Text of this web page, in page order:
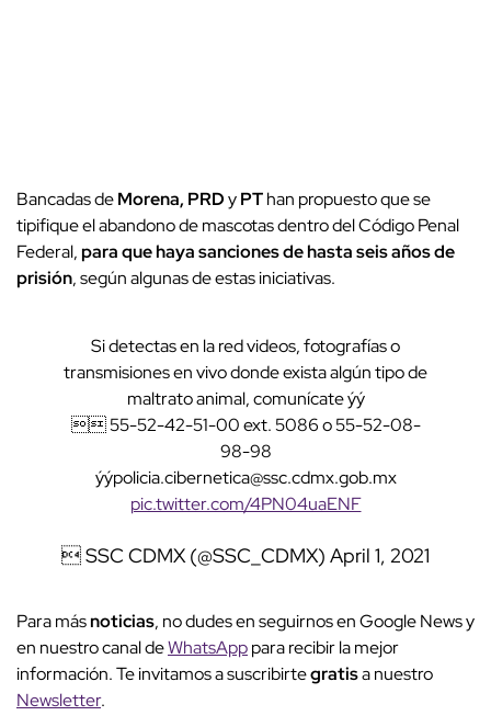
Bancadas deMorena, PRDyPThan propuesto que se
tipifique el abandono de mascotas dentro del Código Penal
Federal,para que haya sanciones de hasta seis años de
prisión, según algunas de estas iniciativas.
Si detectas en la red videos, fotografías o
transmisiones en vivo donde exista algún tipo de
maltrato animal, comunícate ýý
 55-52-42-51-00 ext. 5086 o 55-52-08-
98-98
ýýpolicia.cibernetica@ssc.cdmx.gob.mx
pic.twitter.com/4PN04uaENF
 SSC CDMX (@SSC_CDMX) April 1, 2021
Para másnoticias, no dudes en seguirnos en Google News y
en nuestro canal deWhatsApppara recibir la mejor
información. Te invitamos a suscribirtegratisa nuestro
Newsletter.